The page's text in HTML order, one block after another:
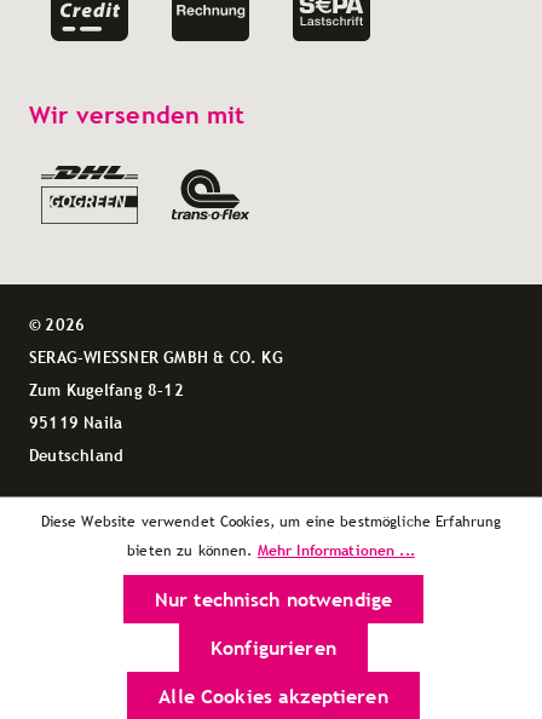
Wir versenden mit
© 2026
SERAG-WIESSNER GMBH & CO. KG
Zum Kugelfang 8–12
95119 Naila
Deutschland
Diese Website verwendet Cookies, um eine bestmögliche Erfahrung
bieten zu können. Mehr Informationen ...
Nur technisch notwendige
Konfigurieren
Alle Cookies akzeptieren